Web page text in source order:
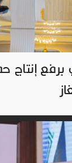
برفع إنتاج